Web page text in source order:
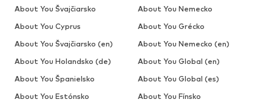
About You Švajčiarsko
About You Nemecko
About You Cyprus
About You Grécko
About You Švajčiarsko (en)
About You Nemecko (en)
About You Holandsko (de)
About You Global (en)
About You Španielsko
About You Global (es)
About You Estónsko
About You Fínsko